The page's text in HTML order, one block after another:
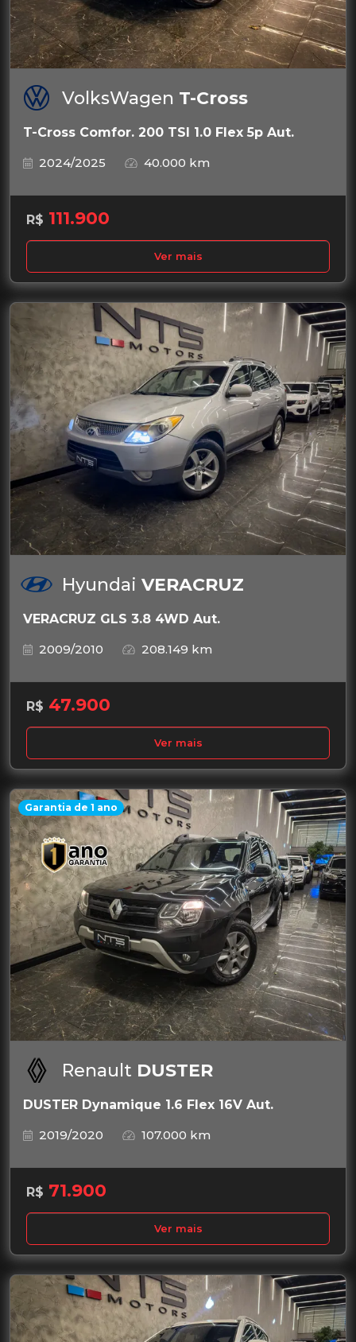
VolksWagen T-Cross
T-Cross Comfor. 200 TSI 1.0 Flex 5p Aut.
2024/2025
40.000 km
R$ 111.900
Ver mais
Hyundai VERACRUZ
VERACRUZ GLS 3.8 4WD Aut.
2009/2010
208.149 km
R$ 47.900
Ver mais
Garantia de 1 ano
Renault DUSTER
DUSTER Dynamique 1.6 Flex 16V Aut.
2019/2020
107.000 km
R$ 71.900
Ver mais